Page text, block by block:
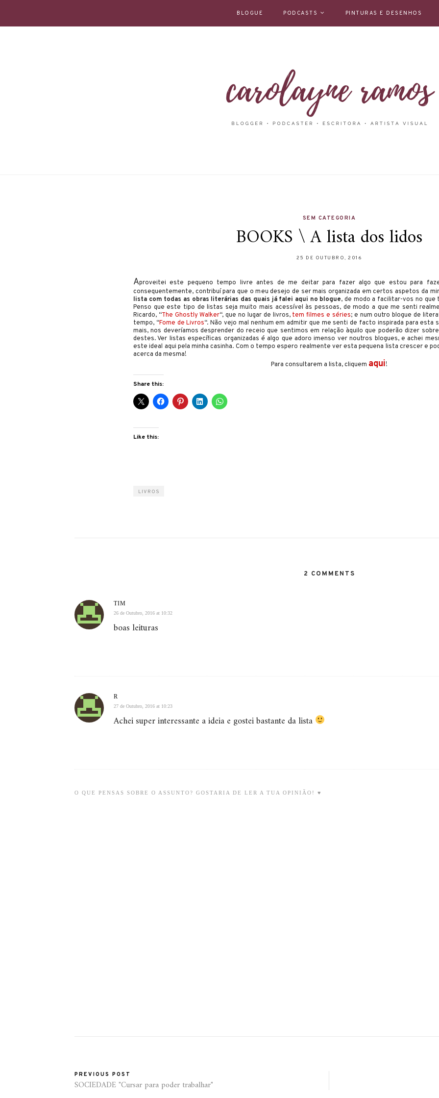
BLOGUE PODCASTS PINTURAS E DESENHOS
SEM CATEGORIA
BOOKS \ A lista dos lidos
25 DE OUTUBRO, 2016
Aproveitei este pequeno tempo livre antes de me deitar para fazer algo que estou para
consequentemente, contribuí para que o meu desejo de ser mais organizada em certos aspetos da
lista com todas as obras literárias das quais já falei aqui no blogue, de modo a facilitar-vos no que
Penso que este tipo de listas seja muito mais acessível às pessoas, de modo a que me senti
Ricardo, “The Ghostly Walker“, que no lugar de livros, tem filmes e séries; e num outro blogue de
tempo, “Fome de Livros“. Não vejo mal nenhum em admitir que me senti de facto inspirada para esta
mais, nos deveríamos desprender do receio que sentimos em relação àquilo que poderão dizer
destes. Ver listas específicas organizadas é algo que adoro imenso ver noutros blogues, e achei
este ideal aqui pela minha casinha. Com o tempo espero realmente ver esta pequena lista crescer e
acerca da mesma!
Para consultarem a lista, cliquem aqui!
Share this:
Like this:
LIVROS
2 COMMENTS
TIM
26 de Outubro, 2016 at 10:32
boas leituras
R
27 de Outubro, 2016 at 10:23
Achei super interessante a ideia e gostei bastante da lista
O QUE PENSAS SOBRE O ASSUNTO? GOSTARIA DE LER A TUA OPINIÃO! ♥
PREVIOUS POST
SOCIEDADE "Cursar para poder trabalhar"